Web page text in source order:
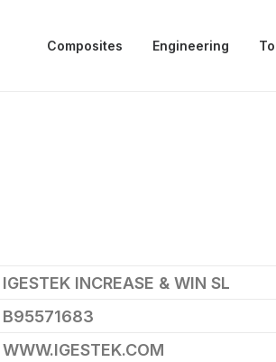
Composites Engineering
IGESTEK INCREASE & WIN SL
B95571683
WWW.IGESTEK.COM